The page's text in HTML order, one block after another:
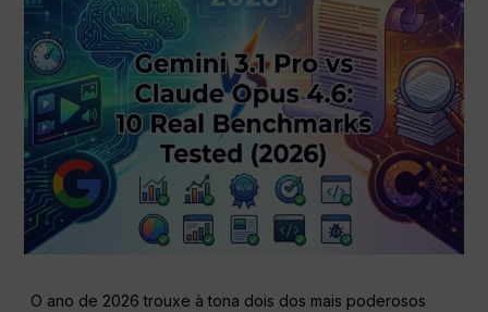
O ano de 2026 trouxe à tona dois dos mais poderosos